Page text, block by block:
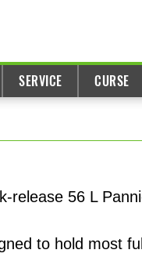
SERVICE CURSE
release 56 L
to hold most